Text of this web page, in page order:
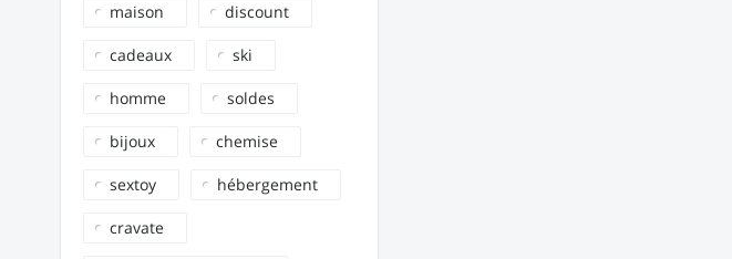
maison discount
cadeaux ski
homme soldes
bijoux chemise
sextoy hébergement
cravate